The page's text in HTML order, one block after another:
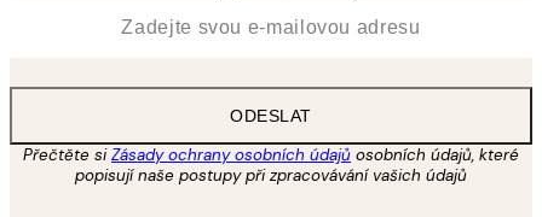
ODESLAT
Přečtěte siZásady ochrany osobních údajů osobních údajů, které
popisují naše postupy při zpracovávání vašich údajů